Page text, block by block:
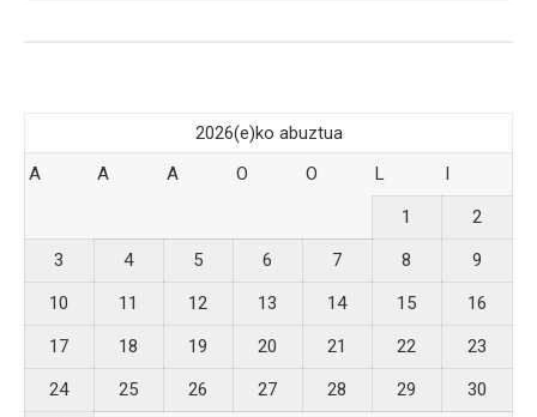
2026(e)ko abuztua
A
A A O O L
I
1
2
3
4 5 6 7 8
9
10
11 12 13 14 15
16
17
18 19 20 21 22
23
24
25 26 27 28 29
30